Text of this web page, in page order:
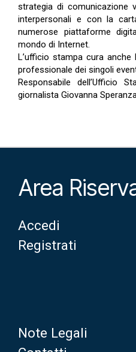
strategia di comunicazione
interpersonali e con la
numerose piattaforme
mondo di Internet.
L’ufficio stampa cura
professionale dei singoli
Responsabile dell’Ufficio
giornalista Giovanna
Area
Accedi
Registrati
Note Legali